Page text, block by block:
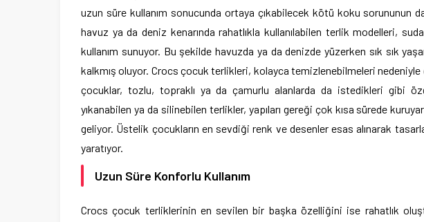
uzun süre kullanım sonucunda ortaya çıkabilecek kötü koku sorununun
havuz ya da deniz kenarında rahatlıkla kullanılabilen terlik modelleri,
kullanım sunuyor. Bu şekilde havuzda ya da denizde yüzerken sık sık
kalkmış oluyor. Crocs çocuk terlikleri, kolayca temizlenebilmeleri
çocuklar, tozlu, topraklı ya da çamurlu alanlarda da istedikleri gibi
yıkanabilen ya da silinebilen terlikler, yapıları gereği çok kısa sürede
geliyor. Üstelik çocukların en sevdiği renk ve desenler esas alınarak
yaratıyor.
Uzun Süre Konforlu Kullanım
Crocs çocuk terliklerinin en sevilen bir başka özelliğini ise rahatlık